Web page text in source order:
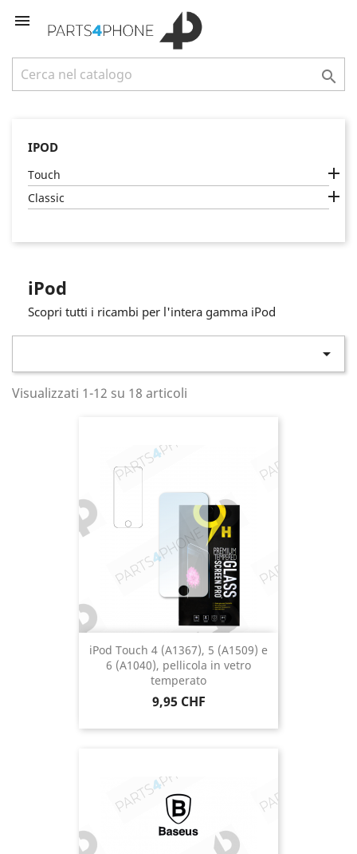


IPOD
Touch 
Classic 
iPod
Scopri tutti i ricambi per l'intera gamma iPod

Visualizzati 1-12 su 18 articoli
iPod Touch 4 (A1367), 5 (A1509) e
6 (A1040), pellicola in vetro
temperato
Prezzo
9,95 CHF